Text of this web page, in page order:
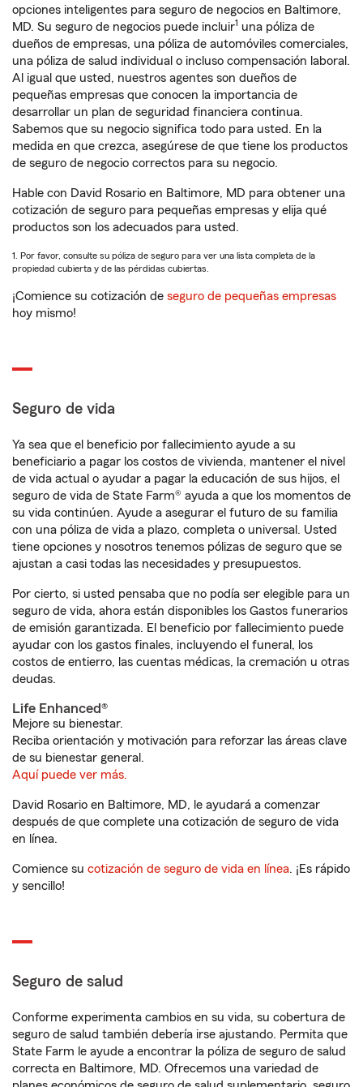
opciones inteligentes para seguro de negocios en Baltimore,
MD. Su seguro de negocios puede incluir1 una póliza de
dueños de empresas, una póliza de automóviles comerciales,
una póliza de salud individual o incluso compensación laboral.
Al igual que usted, nuestros agentes son dueños de
pequeñas empresas que conocen la importancia de
desarrollar un plan de seguridad financiera continua.
Sabemos que su negocio significa todo para usted. En la
medida en que crezca, asegúrese de que tiene los productos
de seguro de negocio correctos para su negocio.
Hable con David Rosario en Baltimore, MD para obtener una
cotización de seguro para pequeñas empresas y elija qué
productos son los adecuados para usted.
1. Por favor, consulte su póliza de seguro para ver una lista completa de la
propiedad cubierta y de las pérdidas cubiertas.
¡Comience su cotización de seguro de pequeñas empresas
hoy mismo!
Seguro de vida
Ya sea que el beneficio por fallecimiento ayude a su
beneficiario a pagar los costos de vivienda, mantener el nivel
de vida actual o ayudar a pagar la educación de sus hijos, el
seguro de vida de State Farm® ayuda a que los momentos de
su vida continúen. Ayude a asegurar el futuro de su familia
con una póliza de vida a plazo, completa o universal. Usted
tiene opciones y nosotros tenemos pólizas de seguro que se
ajustan a casi todas las necesidades y presupuestos.
Por cierto, si usted pensaba que no podía ser elegible para un
seguro de vida, ahora están disponibles los Gastos funerarios
de emisión garantizada. El beneficio por fallecimiento puede
ayudar con los gastos finales, incluyendo el funeral, los
costos de entierro, las cuentas médicas, la cremación u otras
deudas.
Life Enhanced®
Mejore su bienestar.
Reciba orientación y motivación para reforzar las áreas clave
de su bienestar general.
Aquí puede ver más.
David Rosario en Baltimore, MD, le ayudará a comenzar
después de que complete una cotización de seguro de vida
en línea.
Comience su cotización de seguro de vida en línea. ¡Es rápido
y sencillo!
Seguro de salud
Conforme experimenta cambios en su vida, su cobertura de
seguro de salud también debería irse ajustando. Permita que
State Farm le ayude a encontrar la póliza de seguro de salud
correcta en Baltimore, MD. Ofrecemos una variedad de